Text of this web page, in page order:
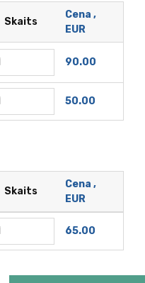
Skaits
Cena ,
EUR
90.00
50.00
Skaits
Cena ,
EUR
65.00